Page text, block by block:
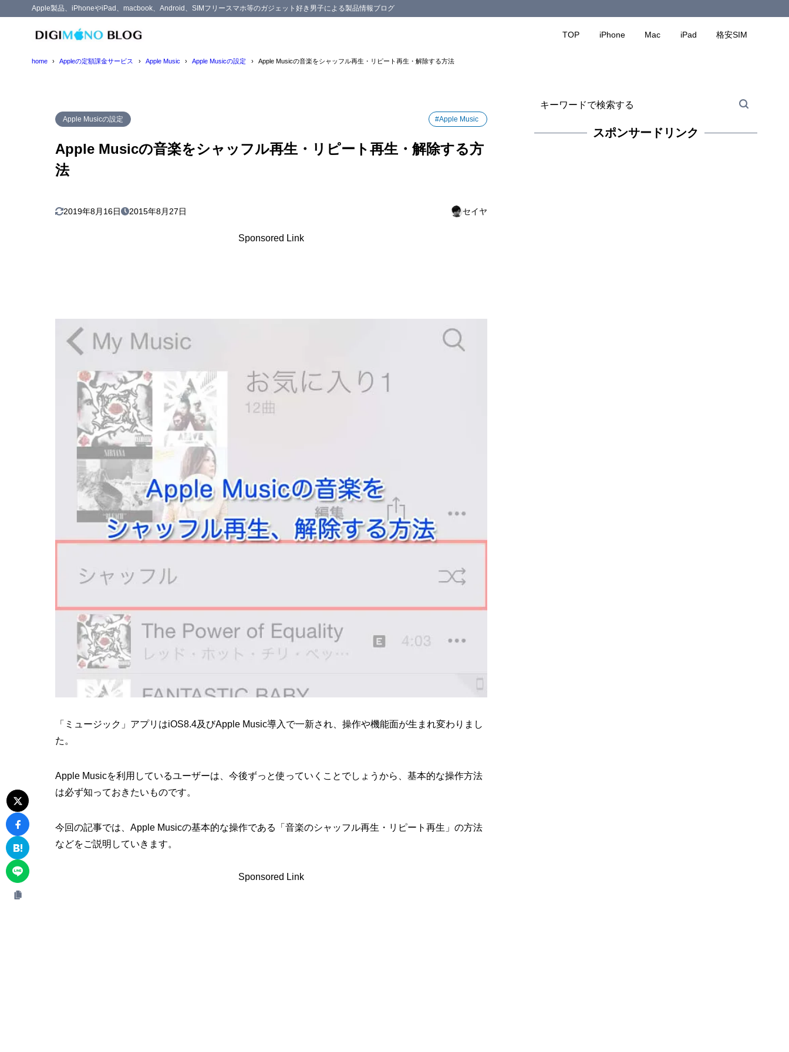
Apple製品、iPhoneやiPad、macbook、Android、SIMフリースマホ等のガジェット好き男子による製品情報ブログ
TOP iPhone Mac iPad 格安SIM
home Appleの定額課金サービス Apple Music Apple Musicの設定 Apple Musicの音楽をシャッフル再生・リピート再生・解除する方法
Apple Musicの設定 #Apple Music
Apple Musicの音楽をシャッフル再生・リピート再生・解除する方
法
2019年8月16日 2015年8月27日 セイヤ
Sponsored Link
「ミュージック」アプリはiOS8.4及びApple Music導入で一新され、操作や機能面が生まれ変わりまし
た。
Apple Musicを利用しているユーザーは、今後ずっと使っていくことでしょうから、基本的な操作方法
は必ず知っておきたいものです。
今回の記事では、Apple Musicの基本的な操作である「音楽のシャッフル再生・リピート再生」の方法
などをご説明していきます。
Sponsored Link
スポンサードリンク
1.3 アルバムが複数（3つ以上）ある場合